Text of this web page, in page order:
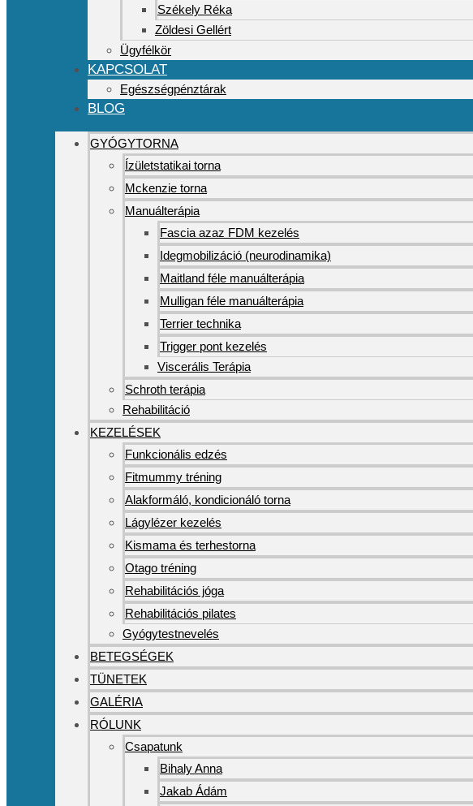
Székely Réka
Zöldesi Gellért
Ügyfélkör
KAPCSOLAT
Egészségpénztárak
BLOG
GYÓGYTORNA
Ízületstatikai torna
Mckenzie torna
Manuálterápia
Fascia azaz FDM kezelés
Idegmobilizáció (neurodinamika)
Maitland féle manuálterápia
Mulligan féle manuálterápia
Terrier technika
Trigger pont kezelés
Viscerális Terápia
Schroth terápia
Rehabilitáció
KEZELÉSEK
Funkcionális edzés
Fitmummy tréning
Alakformáló, kondicionáló torna
Lágylézer kezelés
Kismama és terhestorna
Otago tréning
Rehabilitációs jóga
Rehabilitációs pilates
Gyógytestnevelés
BETEGSÉGEK
TÜNETEK
GALÉRIA
RÓLUNK
Csapatunk
Bihaly Anna
Jakab Ádám